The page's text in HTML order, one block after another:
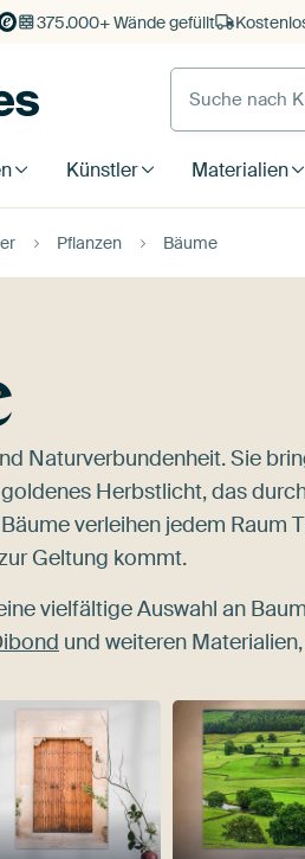
375.000+ Wände gefüllt
Künstler Materialien
Pflanzen Bäume
Naturverbundenheit. Sie
Herbstlicht, das
verleihen jedem Raum
Geltung kommt.
vielfältige Auswahl an
und weiteren